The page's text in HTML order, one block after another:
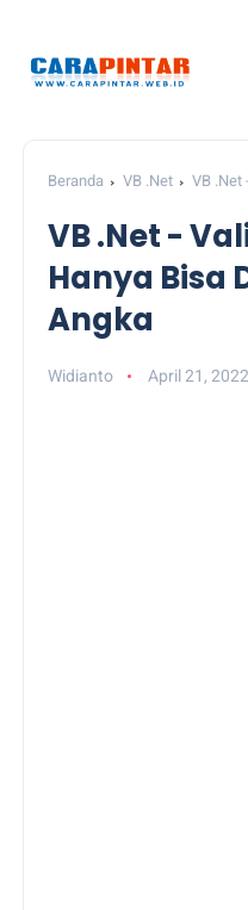
Beranda VB .Net
VB .Net
VB .Net -
Hanya Bisa
Angka
Widianto April 21, 2022